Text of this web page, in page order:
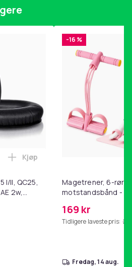
I/II, QC25,
2w,
Legg Øreputer for Bose QC35
Kjøp
-16 %
Magetrener, 6-rørs
motstandsbånd -
hjemmegymnastikk
169 kr
Tidligere laveste pris:
fredag, 14 aug.